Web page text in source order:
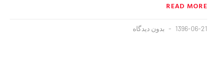
READ MORE
1396-06-21 بدون دیدگاه